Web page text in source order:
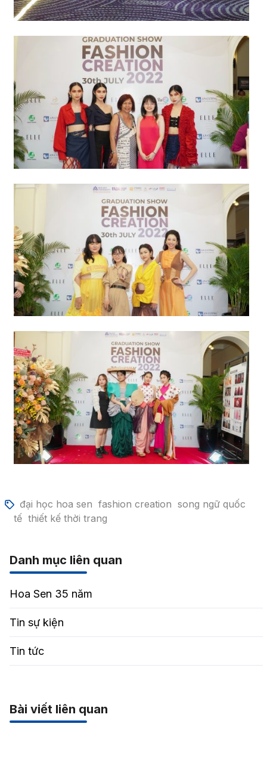
đại học hoa sen fashion creation song ngữ quốc
tế thiết kế thời trang
Danh mục liên quan
Hoa Sen 35 năm
Tin sự kiện
Tin tức
Bài viết liên quan